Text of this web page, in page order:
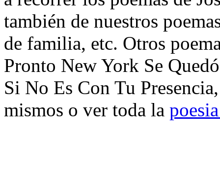
también de nuestros
de familia, etc. Otros
Pronto New York Se
Si No Es Con Tu
mismos o ver toda la